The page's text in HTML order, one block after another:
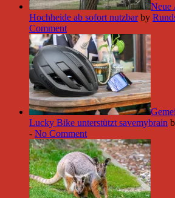
Neue
Hochheide ab sofort nutzbar by
Comment
Lucky Bike unterstützt savemybrain
- No Comment